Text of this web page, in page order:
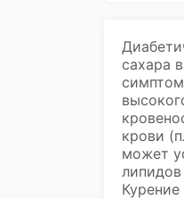
сахара
крови
может